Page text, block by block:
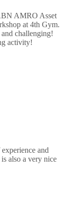
AMRO Asset
at 4th Gym.
challenging!
activity!
and
also a very nice